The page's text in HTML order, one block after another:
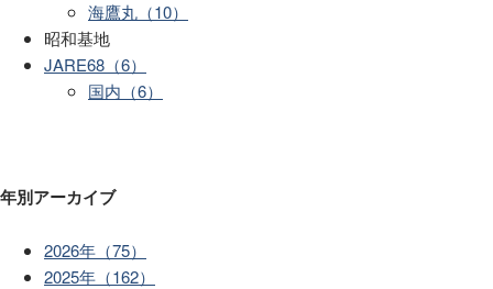
海鷹丸（10）
昭和基地
JARE68（6）
国内（6）
年別アーカイブ
2026年（75）
2025年（162）